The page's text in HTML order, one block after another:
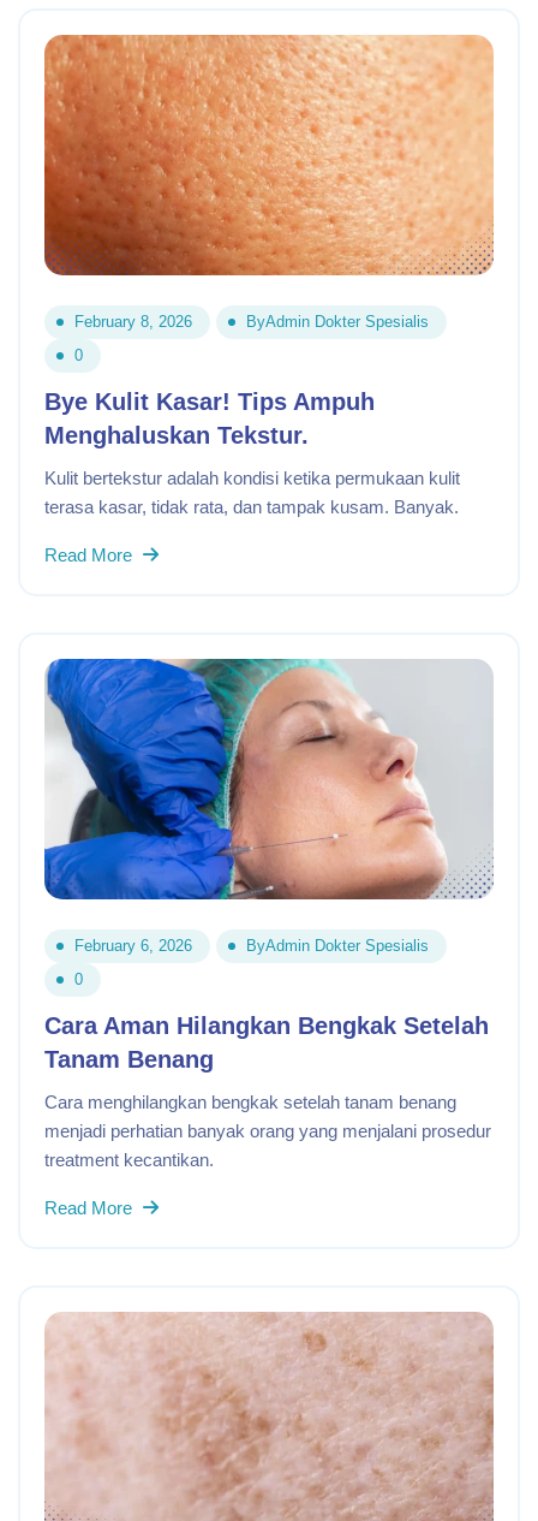
February 8, 2026 ByAdmin Dokter Spesialis
0
Bye Kulit Kasar! Tips Ampuh
Menghaluskan Tekstur.
Kulit bertekstur adalah kondisi ketika permukaan kulit
terasa kasar, tidak rata, dan tampak kusam. Banyak.
Read More
February 6, 2026 ByAdmin Dokter Spesialis
0
Cara Aman Hilangkan Bengkak Setelah
Tanam Benang
Cara menghilangkan bengkak setelah tanam benang
menjadi perhatian banyak orang yang menjalani prosedur
treatment kecantikan.
Read More